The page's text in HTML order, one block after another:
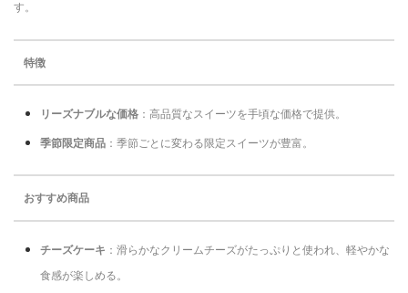
す。
特徴
リーズナブルな価格 ：高品質なスイーツを手頃な価格で提供。
季節限定商品 ：季節ごとに変わる限定スイーツが豊富。
おすすめ商品
チーズケーキ ：滑らかなクリームチーズがたっぷりと使われ、軽やかな
食感が楽しめる。